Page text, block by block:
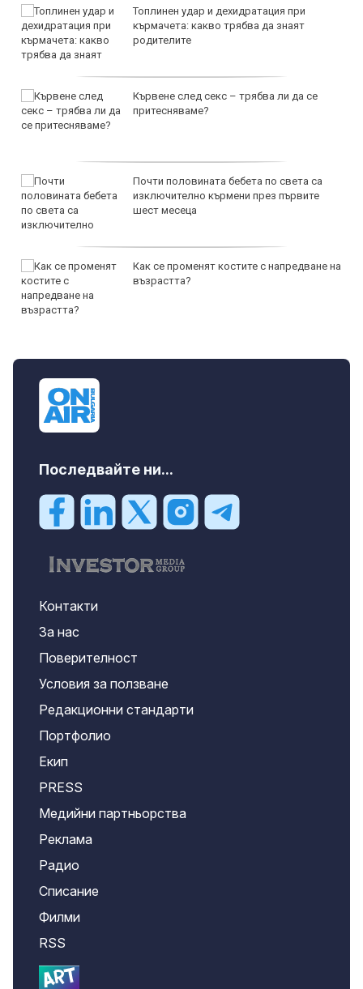
Топлинен удар и дехидратация при
кърмачета: какво трябва да знаят
родителите
Кървене след секс – трябва ли да се
притесняваме?
Почти половината бебета по света са
изключително кърмени през първите
шест месеца
Как се променят костите с напредване на
възрастта?
Последвайте ни...
Контакти
За нас
Поверителност
Условия за ползване
Редакционни стандарти
Портфолио
Екип
PRESS
Медийни партньорства
Реклама
Радио
Списание
Филми
RSS